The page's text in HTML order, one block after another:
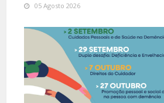
05 Agosto 2026